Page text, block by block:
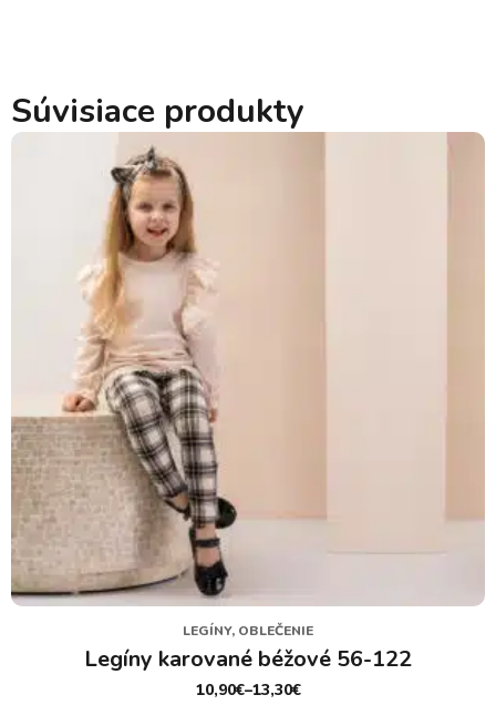
Súvisiace produkty
LEGÍNY, OBLEČENIE
Legíny karované béžové 56-122
10,90€–13,30€
PRICE